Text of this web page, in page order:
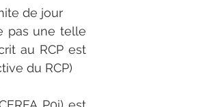
de jour
pas une telle
au RCP est
du RCP)